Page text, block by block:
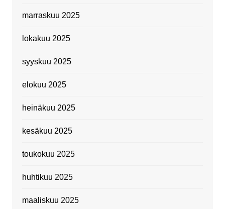
marraskuu 2025
lokakuu 2025
syyskuu 2025
elokuu 2025
heinäkuu 2025
kesäkuu 2025
toukokuu 2025
huhtikuu 2025
maaliskuu 2025